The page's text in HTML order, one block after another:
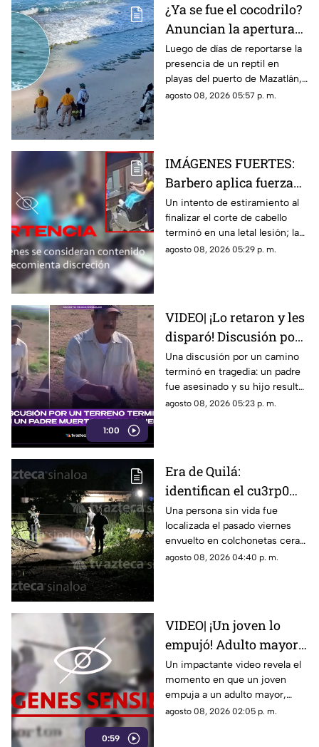
¿Ya se fue el cocodrilo?
Anuncian la apertura
de playas en Mazatlán
tras cuatro días
cerradas
Luego de días de reportarse la
presencia de un reptil en
playas del puerto de Mazatlán,
autoridades confirmaron la
agosto 08, 2026 05:57 p. m.
IMÁGENES FUERTES:
Barbero aplica fuerza
de más y le rompe el
cuello a un cliente en
pleno corte
Un intento de estiramiento al
finalizar el corte de cabello
terminó en una letal lesión; las
estremecedoras imágenes
agosto 08, 2026 05:29 p. m.
1:00
VIDEO| ¡Lo retaron y les
disparó! Discusión por
un terreno termina con
un padre muerto y su
hijo herido
Una discusión por un camino
terminó en tragedia: un padre
fue asesinado y su hijo resultó
herido.
agosto 08, 2026 05:23 p. m.
Era de Quilá:
identifican el cu3rp0
envuelto en
colchonetas hallado en
Los Cerritos, Culiacán
Una persona sin vida fue
localizada el pasado viernes
envuelto en colchonetas cera
del sector de Los Cerritos, en
agosto 08, 2026 04:40 p. m.
0:59
VIDEO| ¡Un joven lo
empujó! Adulto mayor
muere atropellado por
un tráiler
Un impactante video revela el
momento en que un joven
empuja a un adulto mayor,
provocando su muerte al ser
agosto 08, 2026 02:05 p. m.